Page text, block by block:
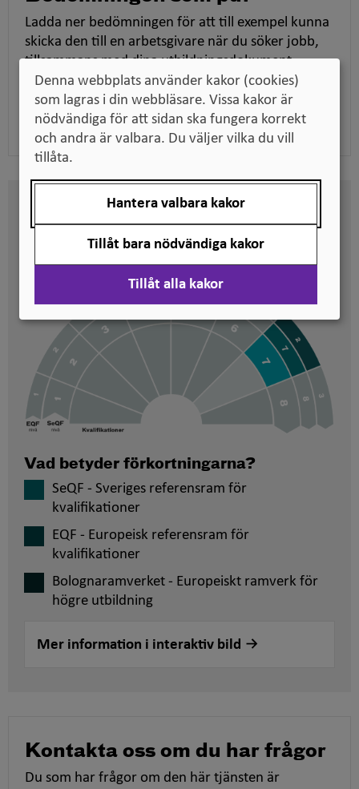
Ladda ner bedömningen för att till exempel kunna
skicka den till en arbetsgivare när du söker jobb,
tillsammans med dina utbildningsdokument.
Ladda ner pdf
svenska kvalifikationer är
Vad betyder förkortningarna?
SeQF - Sveriges referensram för
kvalifikationer
EQF - Europeisk referensram för
kvalifikationer
Bolognaramverket - Europeiskt ramverk för
högre utbildning
Mer information i interaktiv bild
Kontakta oss om du har frågor
Du som har frågor om den här tjänsten är
Denna webbplats använder kakor (cookies)
som lagras i din webbläsare. Vissa kakor är
nödvändiga för att sidan ska fungera korrekt
och andra är valbara. Du väljer vilka du vill
tillåta.
Hantera valbara kakor
Tillåt bara nödvändiga kakor
Tillåt alla kakor